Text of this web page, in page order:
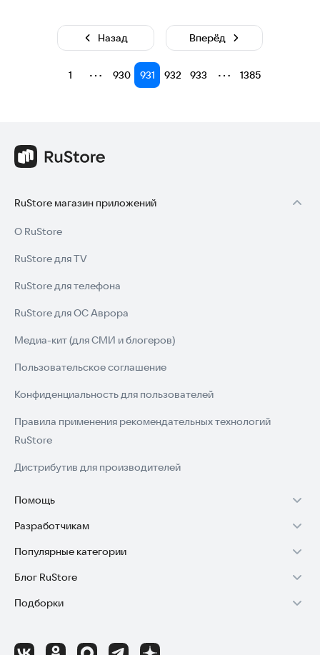
Назад
1 ⋯ 930 931 932 933 ⋯ 1385
Вперёд
RuStore магазин приложений
О RuStore
RuStore для TV
RuStore для телефона
RuStore для ОС Аврора
Медиа-кит (для СМИ и блогеров)
Пользовательское соглашение
Конфиденциальность для пользователей
Правила применения рекомендательных технологий
RuStore
Дистрибутив для производителей
Помощь
Установка RuStore на TV
Установка RuStore на телефон
Установка RuStore в машину
Помощь пользователям RuStore
Разработчикам
Зарабатывать с RuStore
Стать разработчиком
Доступ к RuStore Консоль
Популярные категории
Игры для Android
Приложения банков
Блог RuStore
Обзоры игр для Android 2025
Подборки